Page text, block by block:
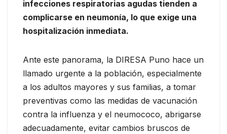
infecciones respiratorias agudas tienden a
complicarse en neumonía, lo que exige una
hospitalización inmediata.
Ante este panorama, la DIRESA Puno hace un
llamado urgente a la población, especialmente
a los adultos mayores y sus familias, a tomar
preventivas como las medidas de vacunación
contra la influenza y el neumococo, abrigarse
adecuadamente, evitar cambios bruscos de